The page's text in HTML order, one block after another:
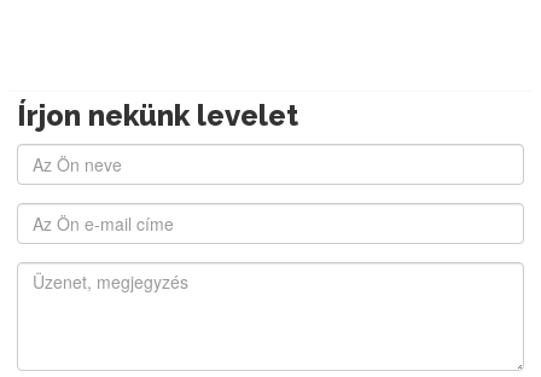
Írjon nekünk levelet